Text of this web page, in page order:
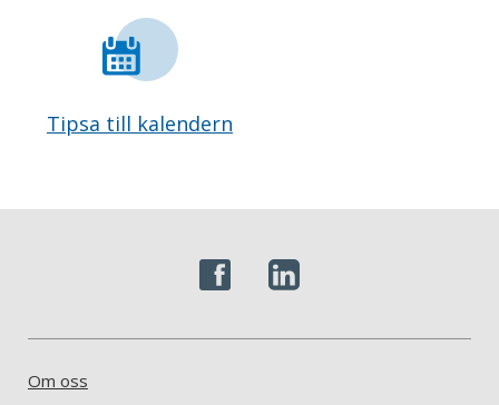
Tipsa till kalendern
Om oss